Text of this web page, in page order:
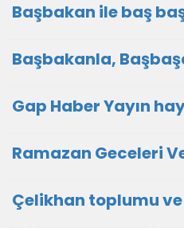
Başbakan ile baş
Başbakanla,
Gap Haber Yayın
Ramazan Geceleri
Çelikhan toplumu